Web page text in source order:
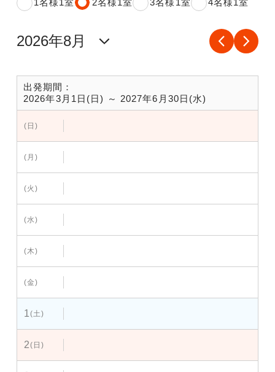
1名様1室 2名様1室 3名様1室 4名様1室
出発期間：
2026年3月1日(日) ～ 2027年6月30日(水)
(日)
(月)
(火)
(水)
(木)
(金)
1(土)
2(日)